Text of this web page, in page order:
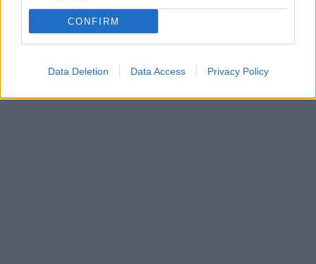
CONFIRM
Data Deletion Data Access Privacy Policy